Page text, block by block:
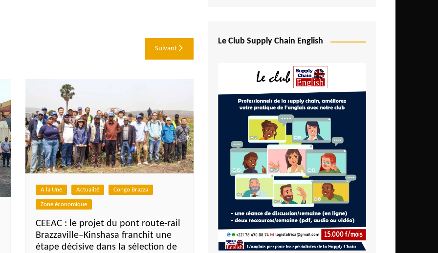
Suivant
A la Une Actualité Congo Brazza
Zone économique
CEEAC : le projet du pont route-rail
Brazzaville–Kinshasa franchit une
étape décisive dans la sélection de
Le Club Supply Chain English